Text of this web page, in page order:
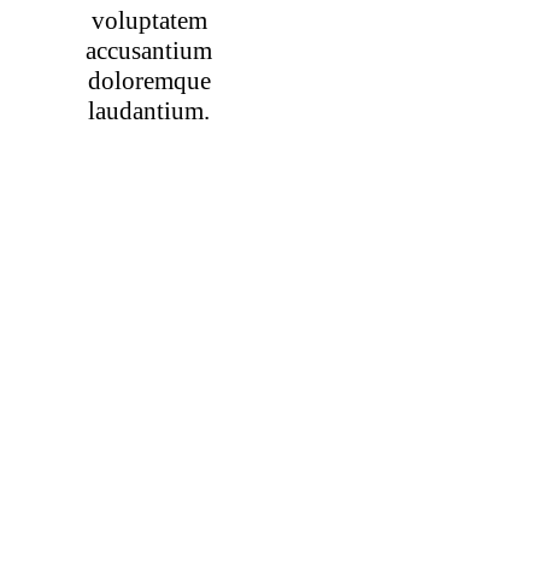
voluptatem
accusantium
doloremque
laudantium.